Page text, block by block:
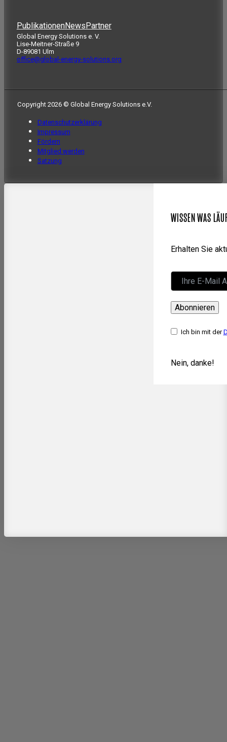
PublikationenNewsPartner
Global Energy Solutions e. V.
Lise-Meitner-Straße 9
D-89081 Ulm
office@global-energy-solutions.org
Copyright 2026 © Global Energy Solutions e.V.
Datenschutzerklärung
Impressum
Fördern
Mitglied werden
Satzung
WISSEN WAS
Erhalten Sie
Abonnieren
Ich bin mit der
Nein, danke!